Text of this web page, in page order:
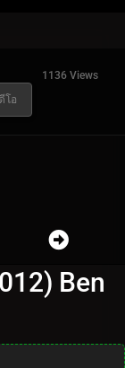
1136 Views
โอ
Ben